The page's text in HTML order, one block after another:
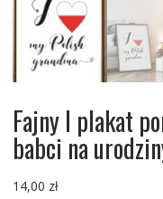
Fajny I plakat
babci na
14,00 zł